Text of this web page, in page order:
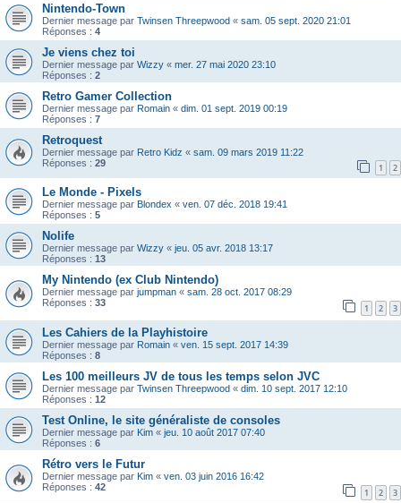
Nintendo-Town
Dernier message par Twinsen Threepwood « sam. 05 sept. 2020 21:01
Réponses : 4
Je viens chez toi
Dernier message par Wizzy « mer. 27 mai 2020 23:10
Réponses : 2
Retro Gamer Collection
Dernier message par Romain « dim. 01 sept. 2019 00:19
Réponses : 7
Retroquest
Dernier message par Retro Kidz « sam. 09 mars 2019 11:22
Réponses : 29 1 2
Le Monde - Pixels
Dernier message par Blondex « ven. 07 déc. 2018 19:41
Réponses : 5
Nolife
Dernier message par Wizzy « jeu. 05 avr. 2018 13:17
Réponses : 13
My Nintendo (ex Club Nintendo)
Dernier message par jumpman « sam. 28 oct. 2017 08:29
Réponses : 33 1 2 3
Les Cahiers de la Playhistoire
Dernier message par Romain « ven. 15 sept. 2017 14:39
Réponses : 8
Les 100 meilleurs JV de tous les temps selon JVC
Dernier message par Twinsen Threepwood « dim. 10 sept. 2017 12:10
Réponses : 12
Test Online, le site généraliste de consoles
Dernier message par Kim « jeu. 10 août 2017 07:40
Réponses : 6
Rétro vers le Futur
Dernier message par Kim « ven. 03 juin 2016 16:42
Réponses : 42 1 2 3